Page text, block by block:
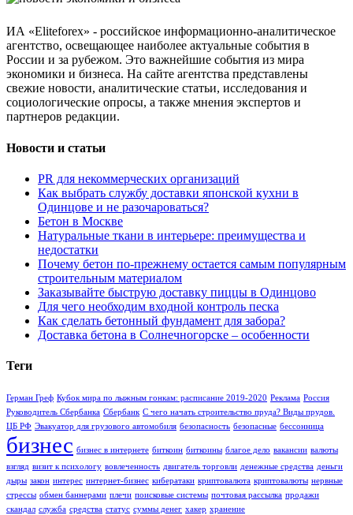
ИА «Eliteforex» - российское информационно-аналитическое
агентство, освещающее наиболее актуальные события в
России и за рубежом. Это важнейшие события из мира
экономики и бизнеса. На сайте агентства представлены
свежие новости, аналитические статьи, исследования и
социологические опросы, а также мнения экспертов и
партнеров редакции.
Новости и статьи
PR для некоммерческих организаций
Как выбрать службу доставки японской кухни в
Одинцове и не разочароваться?
Бетон в Москве
Натуральные ткани в интерьере: преимущества и
недостатки
Почему бетон по-прежнему остается самым популярным
строительным материалом
Заказывайте быструю доставку пиццы в Одинцово
Для чего необходим входной контроль песка
Как сделать бетонный фундамент для забора?
Доставка бетона в Солнечногорске – особенности
Теги
Герман Греф Кубок мира по лыжным гонкам: расписание 2019-2020 Реклама Россия
Руководитель Сбербанка Сбербанк С чего начать строительство пруда? Виды прудов.
ЦБ РФ Эвакуатор для грузового автомобиля безопасность безопасные бессонница
бизнес бизнес в интернете биткоин биткоины благое дело вакансии валюты
взгляд визит к психологу вовлеченность двигатель торговли денежные средства деньги
дыры закон интерес интернет-бизнес кибератаки криптовалюта криптовалюты нервные
стрессы обмен баннерами плечи поисковые системы почтовая рассылка продажи
скандал служба средства статус суммы денег хакер хранение